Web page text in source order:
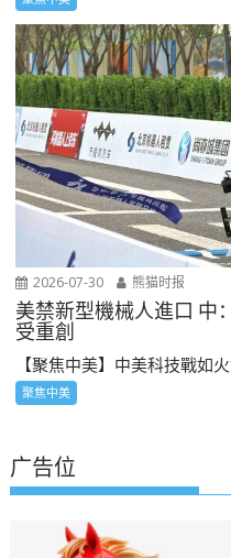
2026-07-30 熊猫时报
美禁新型機械人進口 中
受重創
【聚焦中美】中美科技戰如
聚焦中美
广告位